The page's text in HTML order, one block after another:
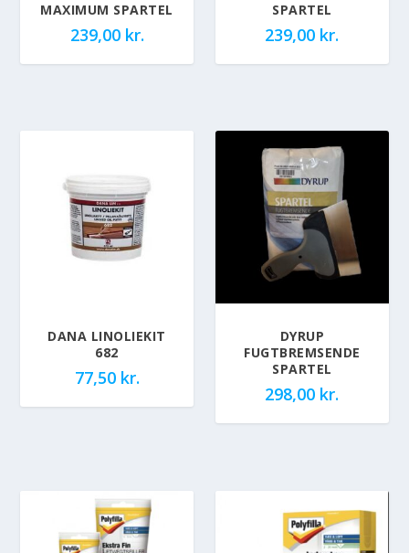
MAXIMUM SPARTEL
239,00 kr.
SPARTEL
239,00 kr.
DANA LINOLIEKIT
682
77,50 kr.
DYRUP
FUGTBREMSENDE
SPARTEL
298,00 kr.